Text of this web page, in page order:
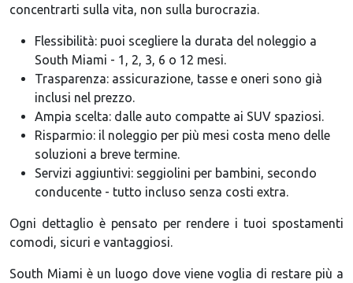
concentrarti sulla vita, non sulla burocrazia.
Flessibilità: puoi scegliere la durata del noleggio a
South Miami - 1, 2, 3, 6 o 12 mesi.
Trasparenza: assicurazione, tasse e oneri sono già
inclusi nel prezzo.
Ampia scelta: dalle auto compatte ai SUV spaziosi.
Risparmio: il noleggio per più mesi costa meno delle
soluzioni a breve termine.
Servizi aggiuntivi: seggiolini per bambini, secondo
conducente - tutto incluso senza costi extra.
Ogni dettaglio è pensato per rendere i tuoi spostamenti
comodi, sicuri e vantaggiosi.
South Miami è un luogo dove viene voglia di restare più a